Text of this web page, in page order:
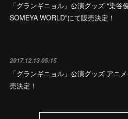
「グランギニョル」公演グッズ “染
SOMEYA WORLD”にて販売決定！
2017.12.13 05:15
「グランギニョル」公演グッズ アニ
売決定！